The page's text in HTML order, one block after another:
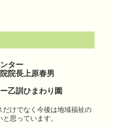
ター
院長上原春男
乙訓ひまわり園
だけでなく今後は地域福祉の
思っています。